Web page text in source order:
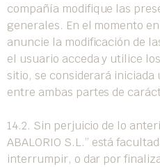
compañía modifique las
generales. En el momento
anuncie la modificación de
el usuario acceda y utilice
sitio, se considerará
entre ambas partes de
14.2. Sin perjuicio de lo
ABALORIO S.L.” está
interrumpir, o dar por